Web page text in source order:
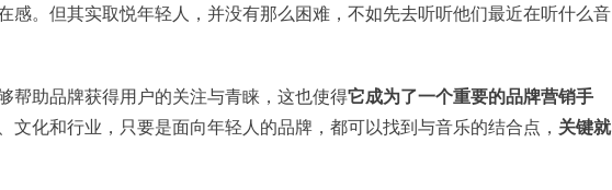
感。但其实取悦年轻人，并没有那么困难，不如先去听听他们最近在听什么音
帮助品牌获得用户的关注与青睐，这也使得它成为了一个重要的品牌营销手
文化和行业，只要是面向年轻人的品牌，都可以找到与音乐的结合点， 关键就